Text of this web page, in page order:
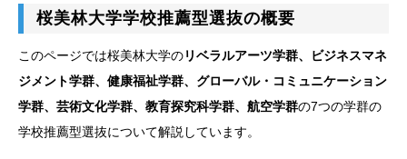
桜美林大学学校推薦型選抜の概要
このページでは桜美林大学のリベラルアーツ学群、ビジネスマネ
ジメント学群、健康福祉学群、グローバル・コミュニケーション
学群、芸術文化学群、教育探究科学群、航空学群の7つの学群の
学校推薦型選抜について解説しています。